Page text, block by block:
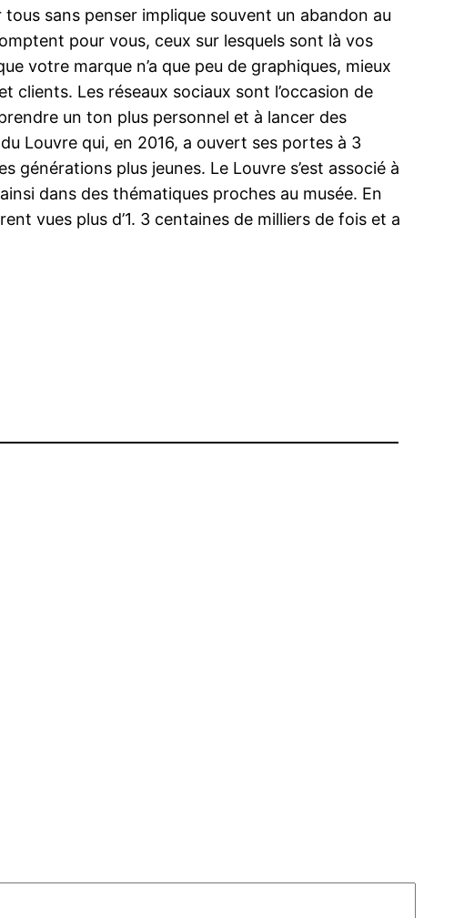
sans penser implique souvent un abandon au
pour vous, ceux sur lesquels sont là vos
votre marque n’a que peu de graphiques, mieux
clients. Les réseaux sociaux sont l’occasion de
un ton plus personnel et à lancer des
Louvre qui, en 2016, a ouvert ses portes à 3
générations plus jeunes. Le Louvre s’est associé à
dans des thématiques proches au musée. En
vues plus d’1. 3 centaines de milliers de fois et a